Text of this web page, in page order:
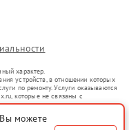
характер.
устройств, в отношении которых
по ремонту. Услуги оказываются
которые не связаны с
представителями.
оборот в соответствии
можете